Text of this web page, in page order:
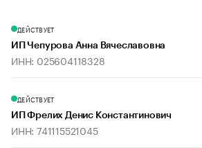
ДЕЙСТВУЕТ
ИП Чепурова Анна Вячеславовна
ИНН: 025604118328
ДЕЙСТВУЕТ
ИП Фрелих Денис Константинович
ИНН: 741115521045